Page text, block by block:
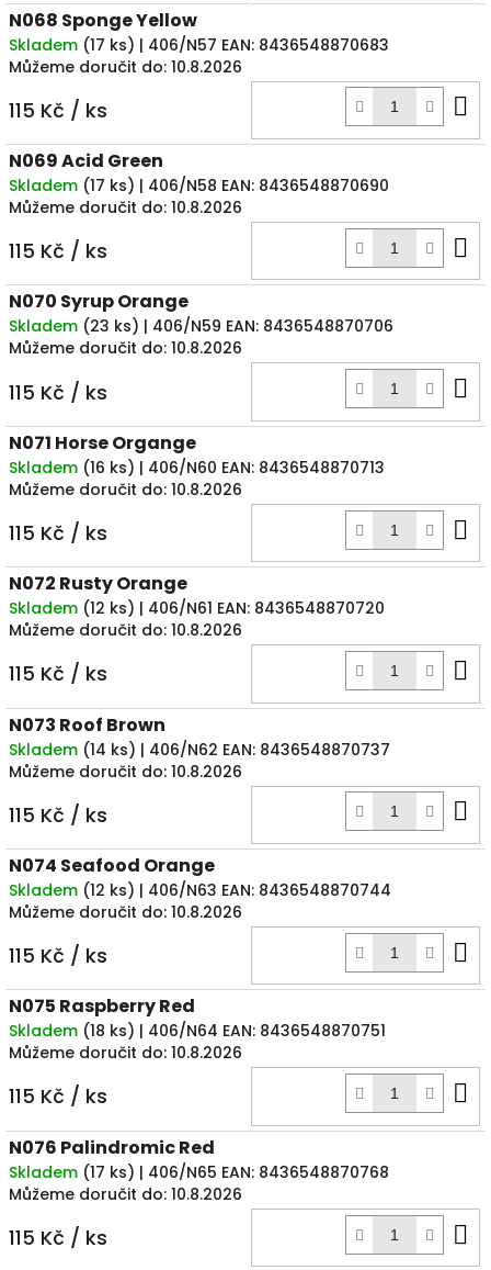
N068 Sponge Yellow
Skladem (17 ks) | 406/N57 EAN: 8436548870683
Můžeme doručit do: 10.8.2026
115 Kč / ks
N069 Acid Green
Skladem (17 ks) | 406/N58 EAN: 8436548870690
Můžeme doručit do: 10.8.2026
115 Kč / ks
N070 Syrup Orange
Skladem (23 ks) | 406/N59 EAN: 8436548870706
Můžeme doručit do: 10.8.2026
115 Kč / ks
N071 Horse Organge
Skladem (16 ks) | 406/N60 EAN: 8436548870713
Můžeme doručit do: 10.8.2026
115 Kč / ks
N072 Rusty Orange
Skladem (12 ks) | 406/N61 EAN: 8436548870720
Můžeme doručit do: 10.8.2026
115 Kč / ks
N073 Roof Brown
Skladem (14 ks) | 406/N62 EAN: 8436548870737
Můžeme doručit do: 10.8.2026
115 Kč / ks
N074 Seafood Orange
Skladem (12 ks) | 406/N63 EAN: 8436548870744
Můžeme doručit do: 10.8.2026
115 Kč / ks
N075 Raspberry Red
Skladem (18 ks) | 406/N64 EAN: 8436548870751
Můžeme doručit do: 10.8.2026
115 Kč / ks
N076 Palindromic Red
Skladem (17 ks) | 406/N65 EAN: 8436548870768
Můžeme doručit do: 10.8.2026
115 Kč / ks